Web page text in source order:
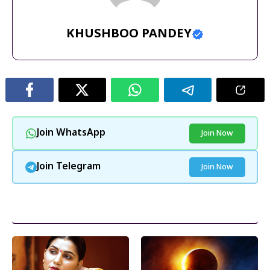
KHUSHBOO PANDEY
Join WhatsApp Join Now
Join Telegram Join Now